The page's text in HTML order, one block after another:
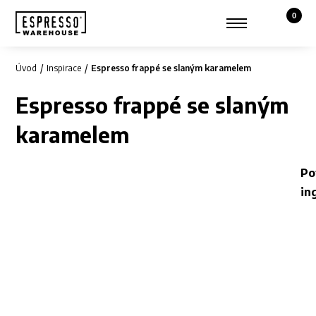
Zobrazit hledání
0
Košík,
Úvod Inspirace Espresso frappé se slaným karamelem
Espresso frappé se slaným
karamelem